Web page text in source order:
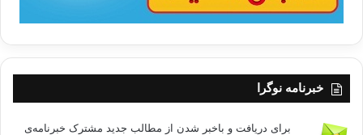
خبرنامه نوگرا
برای دریافت و باخبر شدن از مطالب جدید مشترک خبرنامه‌ی